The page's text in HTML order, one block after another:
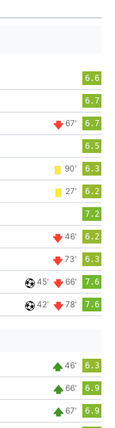
6.6
6.7
67' 6.7
6.5
90' 6.3
27' 6.2
7.2
46' 6.2
73' 6.3
45' 66' 7.6
42' 78' 7.6
46' 6.3
66' 6.9
67' 6.9